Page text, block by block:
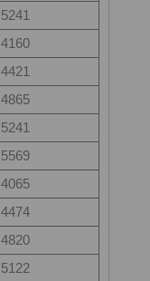
5241
4160
4421
4865
5241
5569
4065
4474
4820
5122